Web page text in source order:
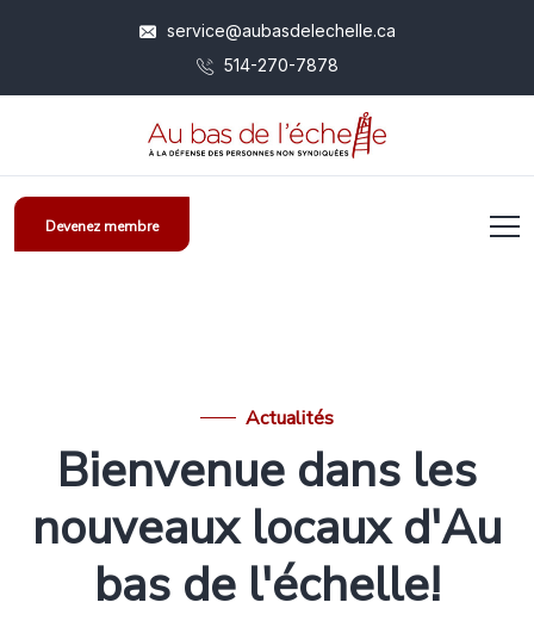
service@aubasdelechelle.ca
514-270-7878
Devenez membre
Actualités
Bienvenue dans les
nouveaux locaux d'Au
bas de l'échelle!